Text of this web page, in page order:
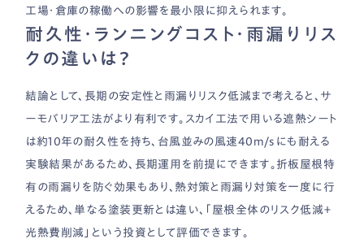
工場・倉庫の稼働への影響を最小限に抑えられます。
耐久性・ランニングコスト・雨漏りリス
クの違いは？
結論として、長期の安定性と雨漏りリスク低減まで考えると、サ
ーモバリア工法がより有利です。スカイ工法で用いる遮熱シート
は約10年の耐久性を持ち、台風並みの風速40m/sにも耐える
実験結果があるため、長期運用を前提にできます。折板屋根特
有の雨漏りを防ぐ効果もあり、熱対策と雨漏り対策を一度に行
えるため、単なる塗装更新とは違い、「屋根全体のリスク低減＋
光熱費削減」という投資として評価できます。